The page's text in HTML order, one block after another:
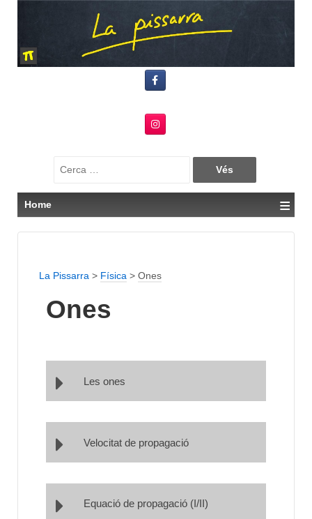
Search
Home ≡
La Pissarra > Física > Ones
Ones
Les ones
Velocitat de propagació
Equació de propagació (I/II)